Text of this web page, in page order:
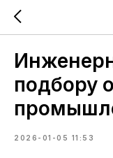
подбору
2026-01-05 11:53